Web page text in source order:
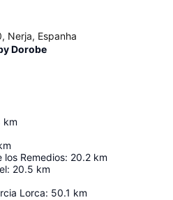
Nerja, Espanha
Dorobe
km
los Remedios: 20.2 km
: 20.5 km
Lorca: 50.1 km